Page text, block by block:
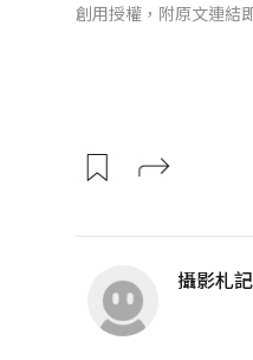
創用授權，附原文連結
攝影札